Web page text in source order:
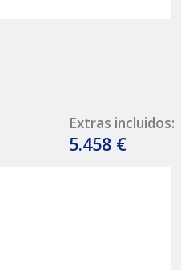
Extras incluidos:
5.458 €